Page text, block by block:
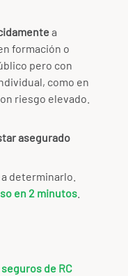
a
formación o
pero con
como en
riesgo elevado.
asegurado
determinarlo.
en 2 minutos
de RC